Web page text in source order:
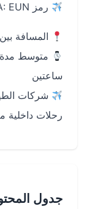
رمز IATA: EUN
المسافة بين مراكش
ساعتين
شركات الطيران
رحلات داخلية مباشرة
جدول المحتويات